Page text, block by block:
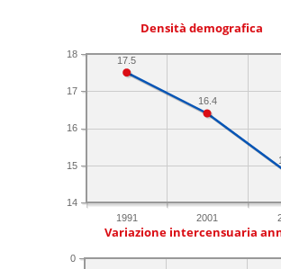
Densità demografica
1991 2001
14
15
16
17
18
16.4
17.5
Variazione intercensuaria
0